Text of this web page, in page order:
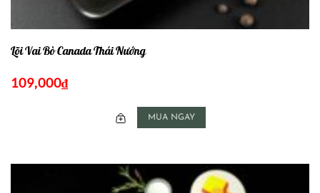
Lõi Vai Bò Canada Thái Nướng
109,000₫
MUA NGAY